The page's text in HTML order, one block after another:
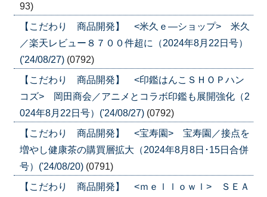
93)
【こだわり 商品開発】 <米久ｅ―ショップ> 米久
／楽天レビュー８７００件超に（2024年8月22日号）
('24/08/27) (0792)
【こだわり 商品開発】 <印鑑はんこＳＨＯＰハン
コズ> 岡田商会／アニメとコラボ印鑑も展開強化（2
024年8月22日号）('24/08/27) (0792)
【こだわり 商品開発】 <宝寿園> 宝寿園／接点を
増やし健康茶の購買層拡大（2024年8月8日･15日合併
号）('24/08/20) (0791)
【こだわり 商品開発】 <ｍｅｌｌｏｗｌ> ＳＥＡ